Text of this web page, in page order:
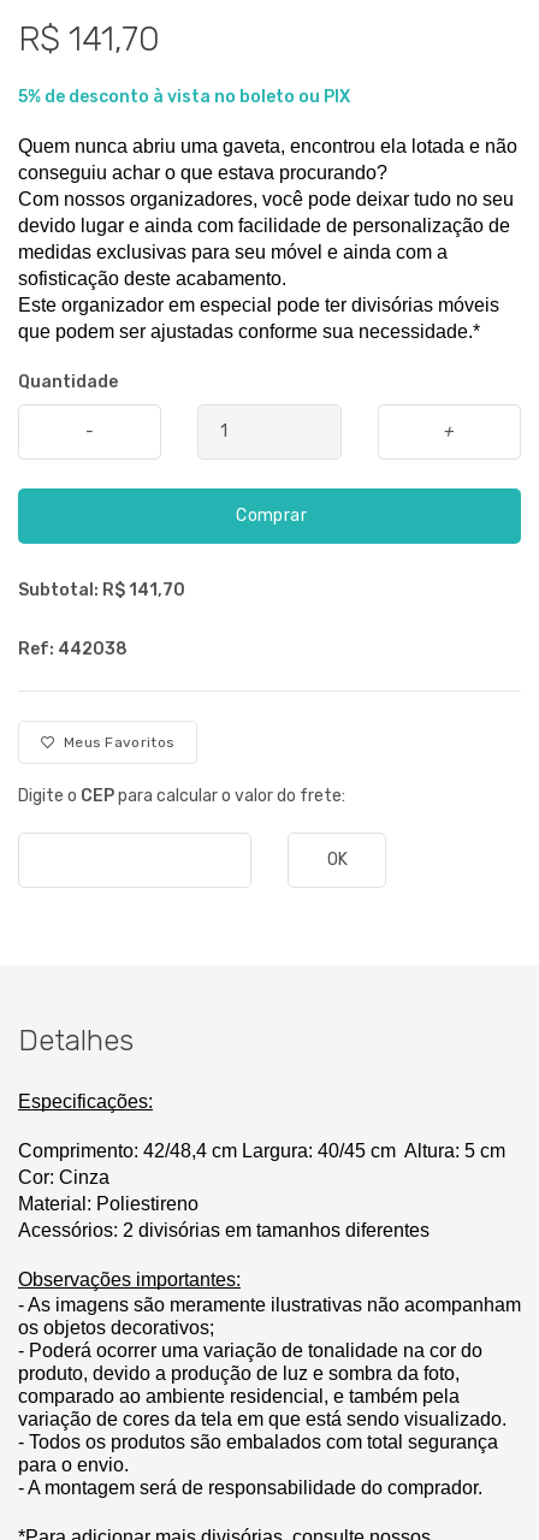
R$ 141,70
5% de desconto à vista no boleto ou PIX
Quem nunca abriu uma gaveta, encontrou ela lotada e não
conseguiu achar o que estava procurando?
Com nossos organizadores, você pode deixar tudo no seu
devido lugar e ainda com facilidade de personalização de
medidas exclusivas para seu móvel e ainda com a
sofisticação deste acabamento.
Este organizador em especial pode ter divisórias móveis
que podem ser ajustadas conforme sua necessidade.*
Quantidade
- +
Comprar
Subtotal: R$ 141,70
Ref: 442038
Meus Favoritos
Digite o CEPpara calcular o valor do frete:
OK
Detalhes
Especificações:
Comprimento: 42/48,4 cm Largura: 40/45 cm Altura: 5 cm
Cor: Cinza
Material: Poliestireno
Acessórios: 2 divisórias em tamanhos diferentes
Observações importantes:
- As imagens são meramente ilustrativas não acompanham
os objetos decorativos;
- Poderá ocorrer uma variação de tonalidade na cor do
produto, devido a produção de luz e sombra da foto,
comparado ao ambiente residencial, e também pela
variação de cores da tela em que está sendo visualizado.
- Todos os produtos são embalados com total segurança
para o envio.
- A montagem será de responsabilidade do comprador.